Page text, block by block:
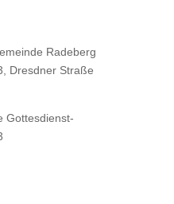
Radeberg
Dresdner Straße
Gottesdienst-